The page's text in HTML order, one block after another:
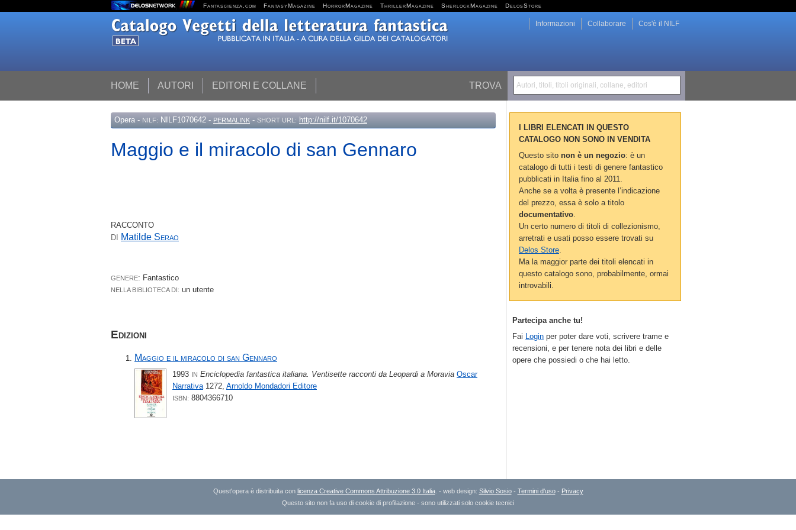
Fantascienza.com FantasyMagazine HorrorMagazine ThrillerMagazine SherlockMagazine DelosStore
TROVA Autori, titoli, titoli originali, collane, editori
HOME AUTORI EDITORI E COLLANE
Cos'è il NILF
Collaborare
Informazioni
Opera - NILF: NILF1070642 - PERMALINK - SHORT URL: http://nilf.it/1070642
Maggio e il miracolo di san Gennaro
RACCONTO
DI
Matilde Serao
GENERE: Fantastico
NELLA BIBLIOTECA DI: un utente
Edizioni
Maggio e il miracolo di san Gennaro
1993 IN Enciclopedia fantastica italiana. Ventisette racconti da Leopardi a Moravia Oscar
Narrativa 1272, Arnoldo Mondadori Editore
ISBN: 8804366710
I LIBRI ELENCATI IN QUESTO
CATALOGO NON SONO IN VENDITA
Questo sito non è un negozio: è un
catalogo di tutti i testi di genere fantastico
pubblicati in Italia fino al 2011.
Anche se a volta è presente l’indicazione
del prezzo, essa è solo a titolo
documentativo
Un certo numero di titoli di collezionismo,
arretrati e usati posso essere trovati su
Delos Store
Ma la maggior parte dei titoli elencati in
questo catalogo sono, probabilmente, ormai
introvabili.
Partecipa anche tu!
Fai Login per poter dare voti, scrivere trame e
recensioni, e per tenere nota dei libri e delle
opere che possiedi o che hai letto.
Quest'opera è distribuita con licenza Creative Commons Attribuzione 3.0 Italia. - web design: Silvio Sosio- Termini d'uso- Privacy
Questo sito non fa uso di cookie di profilazione - sono utilizzati solo cookie tecnici